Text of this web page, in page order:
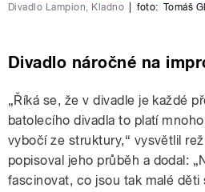
Divadlo Lampion, Kladno foto: Tomáš
Divadlo náročné na
„Říká se, že v divadle je každé
batolecího divadla to platí
vybočí ze struktury,“ vysvětlil
popisoval jeho průběh a dodal:
fascinovat, co jsou tak malé děti